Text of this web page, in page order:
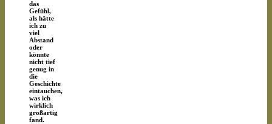
das
Gefühl,
als hätte
ich zu
viel
Abstand
oder
könnte
nicht tief
genug in
die
Geschichte
eintauchen,
was ich
wirklich
großartig
fand.